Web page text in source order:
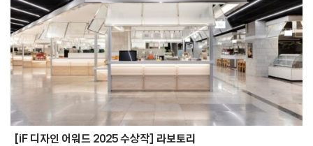
[iF 디자인 어워드 2025 수상작] 라보토리